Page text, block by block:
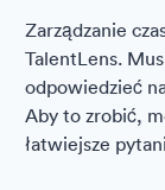
Zarządzanie
TalentLens.
odpowiedzieć
Aby to zrobić,
łatwiejsze